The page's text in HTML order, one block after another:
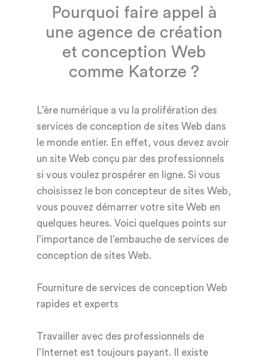
Pourquoi faire appel à
une agence de création
et conception Web
comme Katorze ?
L’ère numérique a vu la prolifération des
services de conception de sites Web dans
le monde entier. En effet, vous devez avoir
un site Web conçu par des professionnels
si vous voulez prospérer en ligne. Si vous
choisissez le bon concepteur de sites Web,
vous pouvez démarrer votre site Web en
quelques heures. Voici quelques points sur
l’importance de l’embauche de services de
conception de sites Web.
Fourniture de services de conception Web
rapides et experts
Travailler avec des professionnels de
l’Internet est toujours payant. Il existe